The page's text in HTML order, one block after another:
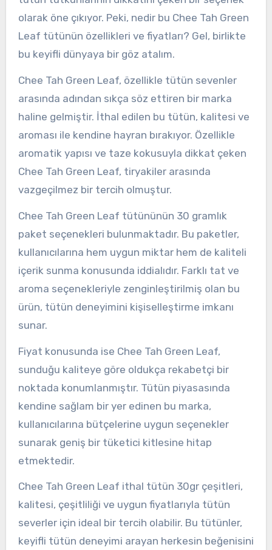
olarak öne çıkıyor. Peki, nedir bu Chee Tah Green
Leaf tütünün özellikleri ve fiyatları? Gel, birlikte
bu keyifli dünyaya bir göz atalım.
Chee Tah Green Leaf, özellikle tütün sevenler
arasında adından sıkça söz ettiren bir marka
haline gelmiştir. İthal edilen bu tütün, kalitesi ve
aroması ile kendine hayran bırakıyor. Özellikle
aromatik yapısı ve taze kokusuyla dikkat çeken
Chee Tah Green Leaf, tiryakiler arasında
vazgeçilmez bir tercih olmuştur.
Chee Tah Green Leaf tütününün 30 gramlık
paket seçenekleri bulunmaktadır. Bu paketler,
kullanıcılarına hem uygun miktar hem de kaliteli
içerik sunma konusunda iddialıdır. Farklı tat ve
aroma seçenekleriyle zenginleştirilmiş olan bu
ürün, tütün deneyimini kişiselleştirme imkanı
sunar.
Fiyat konusunda ise Chee Tah Green Leaf,
sunduğu kaliteye göre oldukça rekabetçi bir
noktada konumlanmıştır. Tütün piyasasında
kendine sağlam bir yer edinen bu marka,
kullanıcılarına bütçelerine uygun seçenekler
sunarak geniş bir tüketici kitlesine hitap
etmektedir.
Chee Tah Green Leaf ithal tütün 30gr çeşitleri,
kalitesi, çeşitliliği ve uygun fiyatlarıyla tütün
severler için ideal bir tercih olabilir. Bu tütünler,
keyifli tütün deneyimi arayan herkesin beğenisini